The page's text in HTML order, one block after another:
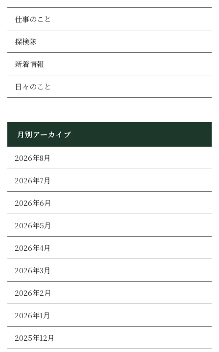
仕事のこと
探検隊
新着情報
日々のこと
月別アーカイブ
2026年8月
2026年7月
2026年6月
2026年5月
2026年4月
2026年3月
2026年2月
2026年1月
2025年12月